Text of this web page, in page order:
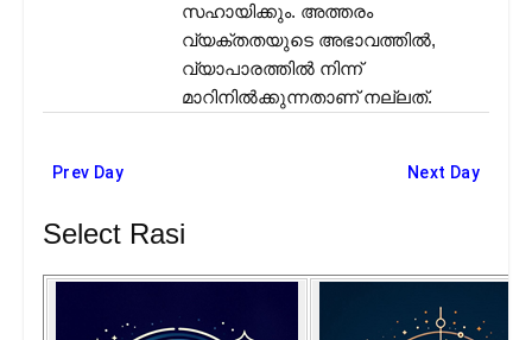
സഹായിക്കും. അത്തരം
വ്യക്തതയുടെ അഭാവത്തിൽ,
വ്യാപാരത്തിൽ നിന്ന്
മാറിനിൽക്കുന്നതാണ് നല്ലത്.
Prev Day Next Day
Select Rasi